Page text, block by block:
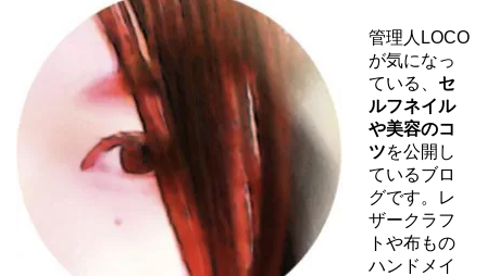
管理人LOCO
が気になっ
ている、 セ
ルフネイル
や美容のコ
ツを公開し
ているブロ
グです。レ
ザークラフ
トや布もの
ハンドメイ